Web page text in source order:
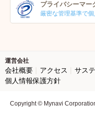
プライバシーマー
厳密な管理基準で
運営会社
会社概要 アクセス サス
個人情報保護方針
Copyright © Mynavi